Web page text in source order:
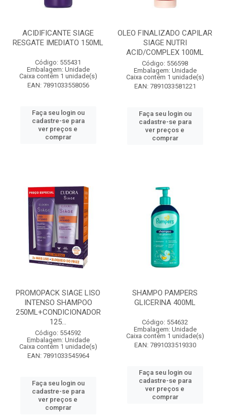
ACIDIFICANTE SIAGE
RESGATE IMEDIATO 150ML
Código: 555431
Embalagem: Unidade
Caixa contém 1 unidade(s)
EAN: 7891033558056
Faça seu login ou
cadastre-se para
ver preços e
comprar
OLEO FINALIZADO CAPILAR
SIAGE NUTRI
ACID/COMPLEX 100ML
Código: 556598
Embalagem: Unidade
Caixa contém 1 unidade(s)
EAN: 7891033581221
Faça seu login ou
cadastre-se para
ver preços e
comprar
PROMOPACK SIAGE LISO
INTENSO SHAMPOO
250ML+CONDICIONADOR
125...
Código: 554592
Embalagem: Unidade
Caixa contém 1 unidade(s)
EAN: 7891033545964
Faça seu login ou
cadastre-se para
ver preços e
comprar
SHAMPO PAMPERS
GLICERINA 400ML
Código: 554632
Embalagem: Unidade
Caixa contém 1 unidade(s)
EAN: 7891033519330
Faça seu login ou
cadastre-se para
ver preços e
comprar